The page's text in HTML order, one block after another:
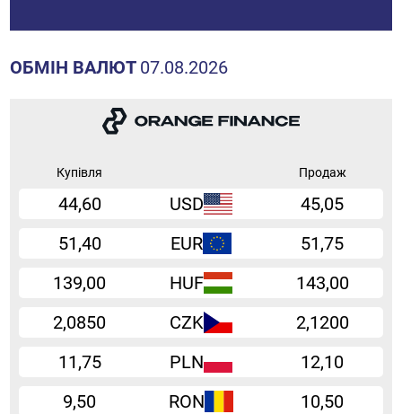
ОБМІН ВАЛЮТ 07.08.2026
Купівля Продаж
44,60 USD
45,05
51,40
EUR
51,75
139,00
HUF
143,00
2,0850
CZK
2,1200
11,75
PLN
12,10
9,50
RON
10,50